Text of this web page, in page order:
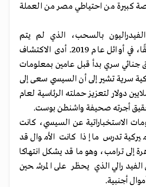
كبيرة من احتياطي مصر من العملة
بالسحب، الذي لم يتم
الإبلاغ عنه سابقًا، في أوائل عام 2019. أدى الاكتشاف
جنائي سري بدأ قبل عامين بمعلومات
سرية تشير إلى أن السيسي سعى إلى
ترامب 10 ملايين دولار لتعزيز حملته الرئاسية لعام
الاستخباراتية عن السيسي، كانت
تدرس ما إذا كانت الأموال قد
إلى ترامب، وهو ما قد يشكل انتهاكا
الفيدرالي الذي يحظر على المرشحين
أجنبية.